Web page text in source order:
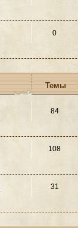
0
Темы
84
108
31